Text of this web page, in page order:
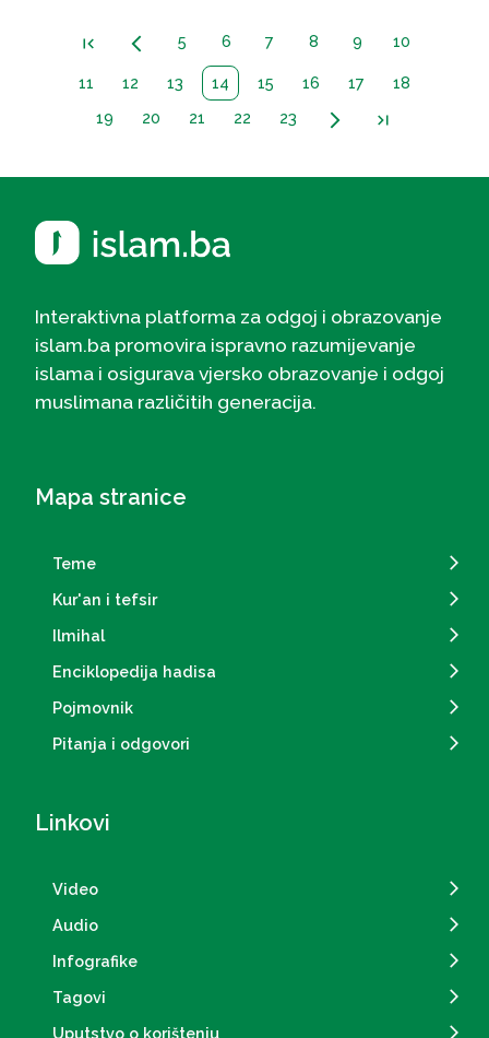
first_page arrow_back_ios_new 5 6 7 8 9 10
11 12 13 14 15 16 17
18
19
20 21 22 23 arrow_forward_ios last_page
Interaktivna platforma za odgoj i obrazovanje
islam.ba promovira ispravno razumijevanje
islama i osigurava vjersko obrazovanje i odgoj
muslimana različitih generacija.
Mapa stranice
Teme
Kur'an i tefsir
Ilmihal
Enciklopedija hadisa
Pojmovnik
Pitanja i odgovori
Linkovi
Video
Audio
Infografike
Tagovi
Uputstvo o korištenju